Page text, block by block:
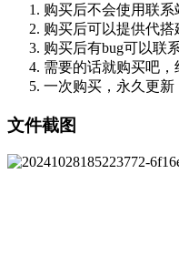
购买后不会使用联系
购买后可以提供代搭
购买后有bug可以联
需要的话就购买吧，
一次购买，永久更新
文件截图